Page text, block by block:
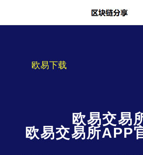
欧易下载
欧易交易
欧易交易所APP